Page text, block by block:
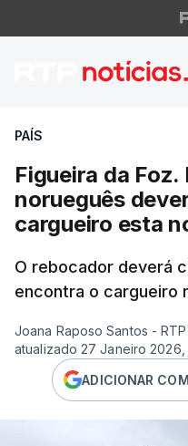
Figueira
PAÍS
Figueira da Foz.
norueguês
cargueiro esta
O rebocador deverá
encontra o cargueiro
Joana Raposo Santos - RTP
atualizado 27 Janeiro 2026,
ADICIONAR